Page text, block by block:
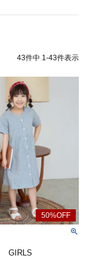
43件中 1-43件表示
GIRLS